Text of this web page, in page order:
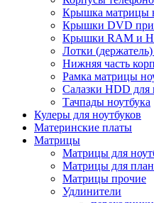
Крышка матрицы
Крышки DVD
Крышки RAM и
Лотки
Нижняя часть
Рамка матрицы
Салазки HDD для
Тачпады ноутбука
Кулеры для ноутбуков
Материнские платы
Матрицы
Матрицы для
Матрицы для
Матрицы прочие
Удлинители